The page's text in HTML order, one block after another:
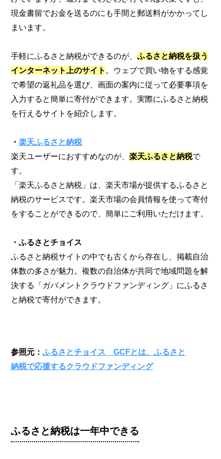
現金書留でお金を送るのにも手間と郵送料がかかってし
まいます。
手軽にふるさと納税ができるのが、ふるさと納税を扱う
インターネット上のサイト 。ウェブで買い物をする感覚
で希望の返礼品を選び、画面の案内に従って必要事項を
入力すると簡単に寄付ができます。実際にふるさと納税
を行えるサイトを紹介します。
・楽天ふるさと納税
楽天ユーザーにおすすめなのが、楽天ふるさと納税で
す。
「楽天ふるさと納税」は、楽天市場が提供するふるさと
納税のサービスです。楽天市場の会員情報を使って寄付
をすることができるので、簡単にご利用いただけます。
・ふるさとチョイス
ふるさと納税サイトの中でも古くから存在し、掲載自治
体数の多さが魅力。複数の自治体が共同で地域問題を解
決する「ガバメントクラウドファンディング」にふるさ
と納税で寄付ができます。
参照元：ふるさとチョイス GCFとは、ふるさと
納税で応援するクラウドファンディング
ふるさと納税は一年中できる